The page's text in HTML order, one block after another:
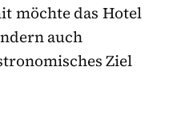
möchte das Hotel
auch
Ziel